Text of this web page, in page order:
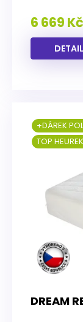
6 669 Kč
DETAIL
DREAM
+DÁREK
TOP